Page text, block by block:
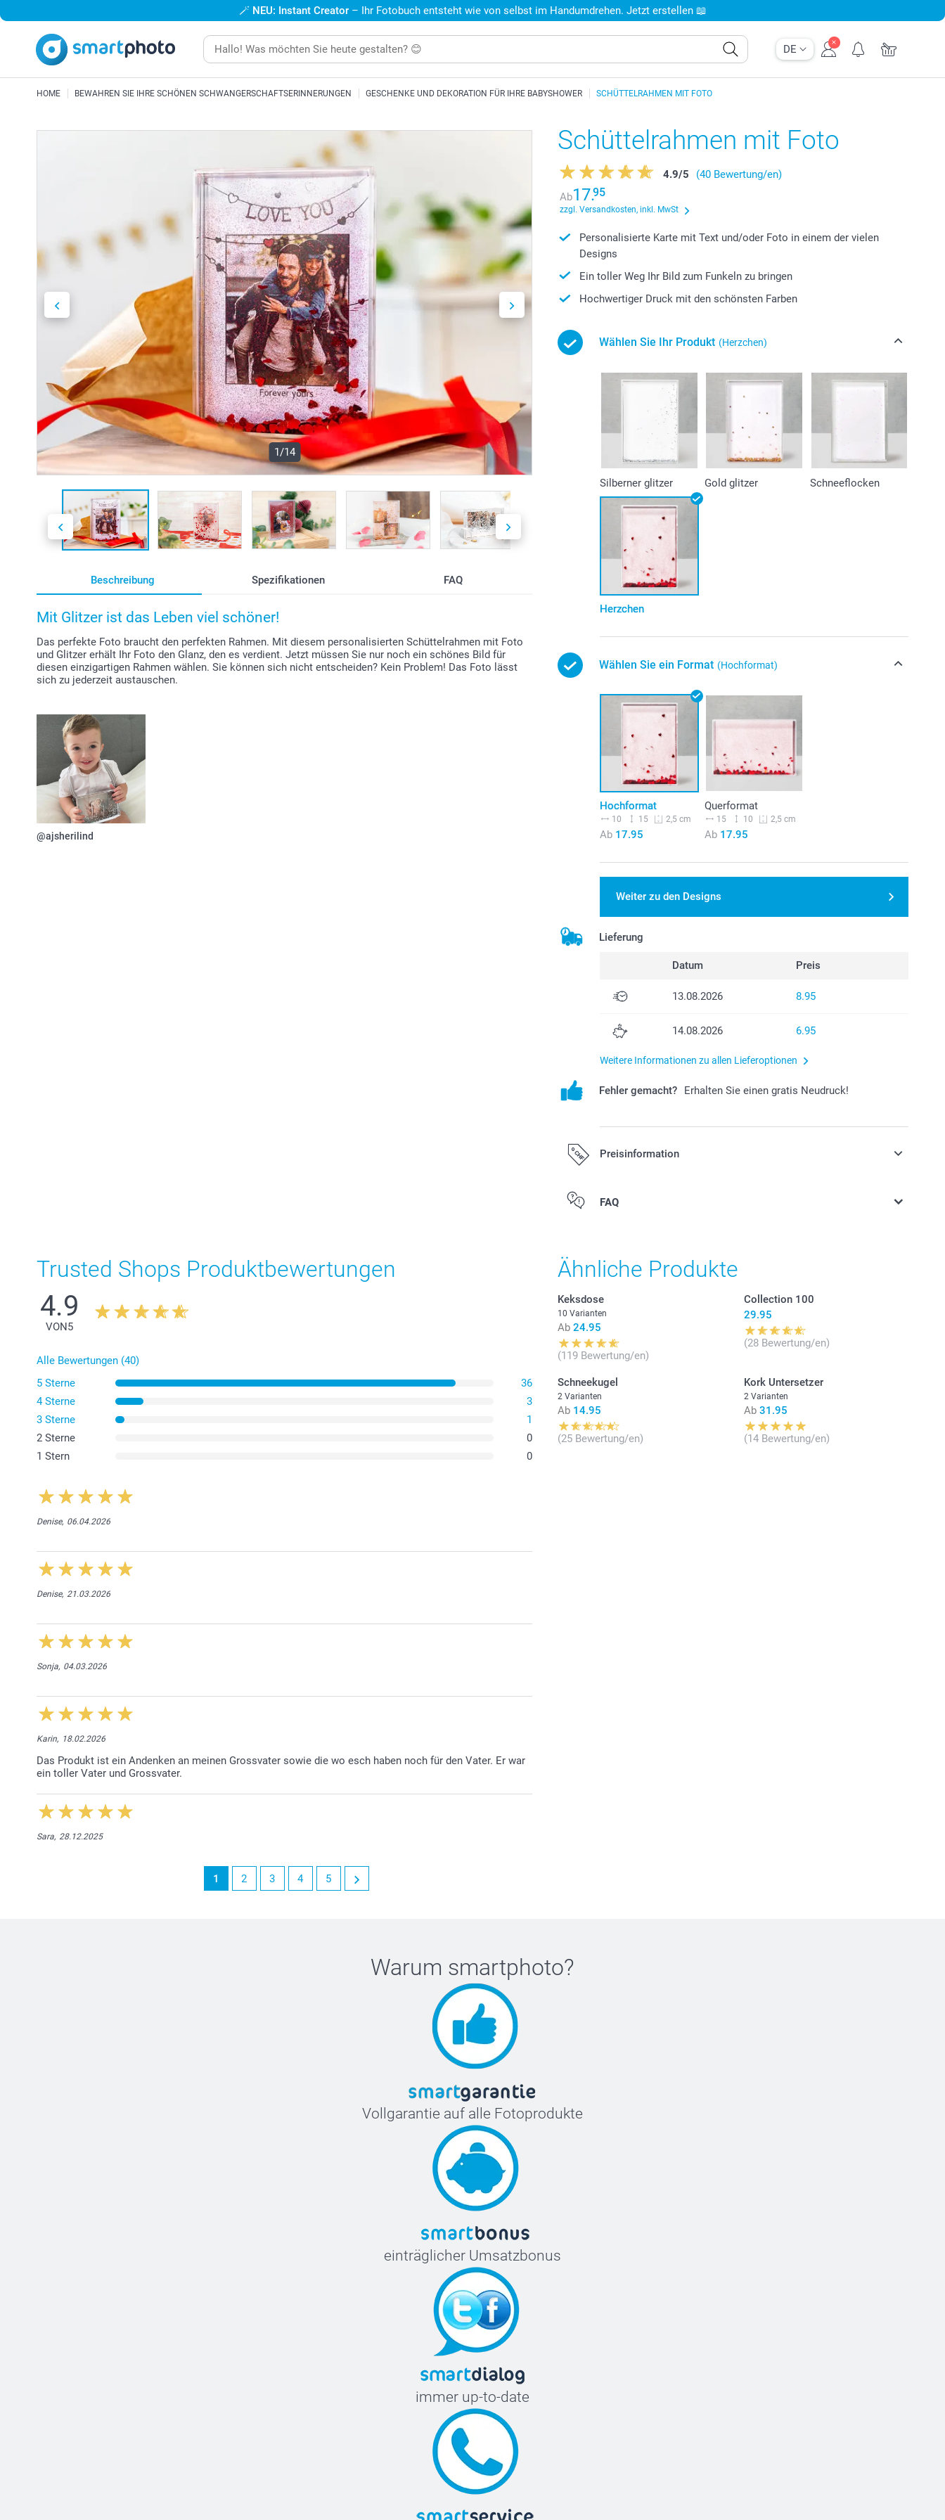
DE
🪄 NEU: Instant Creator – Ihr Fotobuch entsteht wie von selbst im Handumdrehen. Jetzt erstellen 📖
HOME BEWAHREN SIE IHRE SCHÖNEN SCHWANGERSCHAFTSERINNERUNGEN GESCHENKE UND DEKORATION FÜR IHRE BABYSHOWER SCHÜTTELRAHMEN MIT FOTO
1/14
Beschreibung Spezifikationen FAQ
Mit Glitzer ist das Leben viel schöner!
Das perfekte Foto braucht den perfekten Rahmen. Mit diesem personalisierten Schüttelrahmen mit Foto
und Glitzer erhält Ihr Foto den Glanz, den es verdient. Jetzt müssen Sie nur noch ein schönes Bild für
diesen einzigartigen Rahmen wählen. Sie können sich nicht entscheiden? Kein Problem! Das Foto lässt
sich zu jederzeit austauschen.
@ajsherilind
Schüttelrahmen mit Foto
4.9/5
(40 Bewertung/en)
Ab17.95
zzgl. Versandkosten, inkl. MwSt
Personalisierte Karte mit Text und/oder Foto in einem der vielen
Designs
Ein toller Weg Ihr Bild zum Funkeln zu bringen
Hochwertiger Druck mit den schönsten Farben
Wählen Sie Ihr Produkt (Herzchen)
Silberner glitzer Gold glitzer Schneeflocken
Herzchen
Wählen Sie ein Format (Hochformat)
Hochformat
10 15 2,5 cm
Ab 17.95
Querformat
15 10 2,5 cm
Ab 17.95
Weiter zu den Designs
Lieferung
Datum Preis
13.08.2026 8.95
14.08.2026 6.95
Weitere Informationen zu allen Lieferoptionen
Fehler gemacht? Erhalten Sie einen gratis Neudruck!
Preisinformation
Alle Preise verstehen sich in Schweizer Franken (CHF) inkl. MwSt. und
FAQ
Trusted Shops Produktbewertungen
4.9
VON5
Alle Bewertungen (40)
5 Sterne
36
4 Sterne
3
3 Sterne
1
2 Sterne
0
1 Stern
0
Denise, 06.04.2026
Denise, 21.03.2026
Sonja, 04.03.2026
Karin, 18.02.2026
Das Produkt ist ein Andenken an meinen Grossvater sowie die wo esch haben noch für den Vater. Er war
ein toller Vater und Grossvater.
Sara, 28.12.2025
1 2 3 4 5
Ähnliche Produkte
Keksdose
10 Varianten
Ab 24.95
(119 Bewertung/en)
Collection 100
29.95
(28 Bewertung/en)
Schneekugel
2 Varianten
Ab 14.95
(25 Bewertung/en)
Kork Untersetzer
2 Varianten
Ab 31.95
(14 Bewertung/en)
Warum smartphoto?
Vollgarantie auf alle Fotoprodukte
einträglicher Umsatzbonus
immer up-to-date